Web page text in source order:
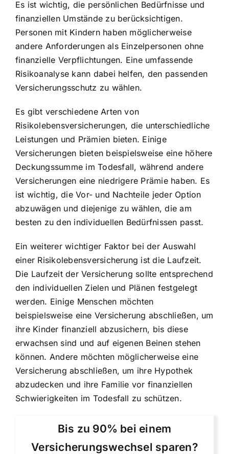
Es ist wichtig, die persönlichen Bedürfnisse und
finanziellen Umstände zu berücksichtigen.
Personen mit Kindern haben möglicherweise
andere Anforderungen als Einzelpersonen ohne
finanzielle Verpflichtungen. Eine umfassende
Risikoanalyse kann dabei helfen, den passenden
Versicherungsschutz zu wählen.
Es gibt verschiedene Arten von
Risikolebensversicherungen, die unterschiedliche
Leistungen und Prämien bieten. Einige
Versicherungen bieten beispielsweise eine höhere
Deckungssumme im Todesfall, während andere
Versicherungen eine niedrigere Prämie haben. Es
ist wichtig, die Vor- und Nachteile jeder Option
abzuwägen und diejenige zu wählen, die am
besten zu den individuellen Bedürfnissen passt.
Ein weiterer wichtiger Faktor bei der Auswahl
einer Risikolebensversicherung ist die Laufzeit.
Die Laufzeit der Versicherung sollte entsprechend
den individuellen Zielen und Plänen festgelegt
werden. Einige Menschen möchten
beispielsweise eine Versicherung abschließen, um
ihre Kinder finanziell abzusichern, bis diese
erwachsen sind und auf eigenen Beinen stehen
können. Andere möchten möglicherweise eine
Versicherung abschließen, um ihre Hypothek
abzudecken und ihre Familie vor finanziellen
Schwierigkeiten im Todesfall zu schützen.
Bis zu 90% bei einem
Versicherungswechsel sparen?